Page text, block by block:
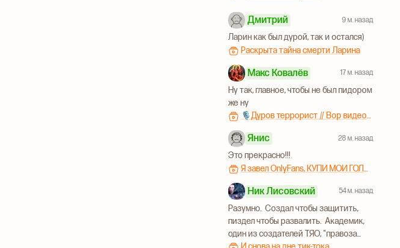
Дмитрий 9 м. назад
Ларин как был дурой, так и остался)
Раскрыта тайна смерти Ларина
Макс Ковалёв 17 м. назад
Ну так, главное, чтобы не был пидором
же ну
🎙Дуров террорист // Вор видеокарт // Исчадие ада №210
Янис 28 м. назад
Это прекрасно!!!
Я завел OnlyFans, КУПИ МОИ ГОЛЫЕ ФОТКИ!!!
Ник Лисовский 54 м. назад
Разумно. Создал чтобы защитить,
пиздел чтобы развалить. Академик,
один из создателей ТЯО, "правоза...